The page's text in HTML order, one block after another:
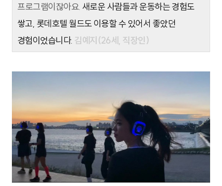
프로그램이잖아요. 새로운 사람들과 운동하는 경험도
쌓고, 롯데호텔 월드도 이용할 수 있어서 좋았던
경험이었습니다. 김예지(26세, 직장인)